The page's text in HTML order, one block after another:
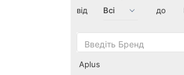
від до
Aplus